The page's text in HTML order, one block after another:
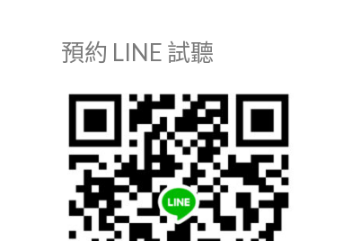
預約 LINE 試聽